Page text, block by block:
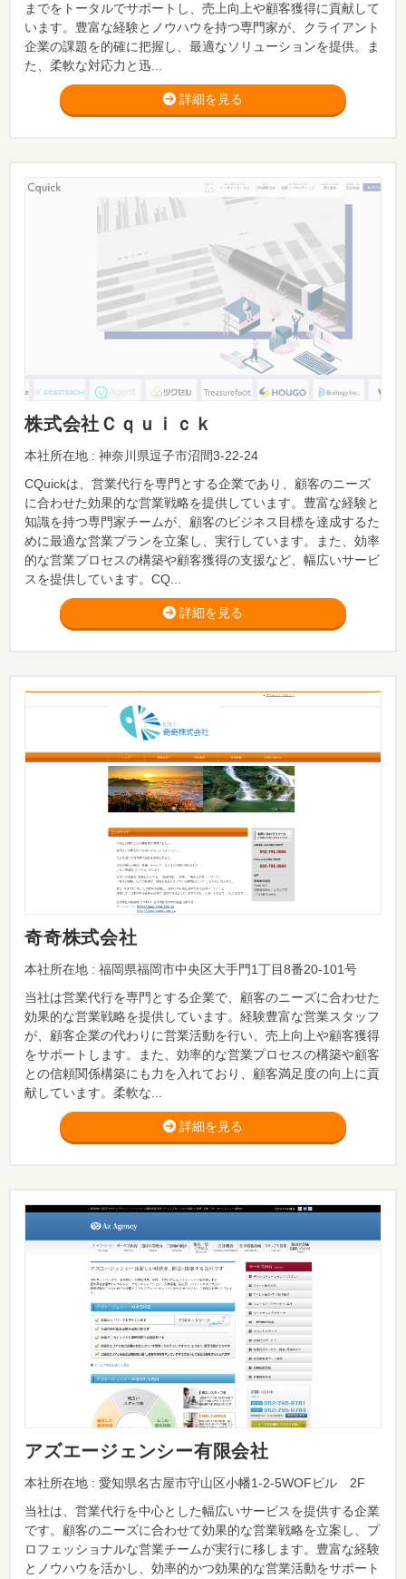
までをトータルでサポートし、売上向上や顧客獲得に貢献して
います。豊富な経験とノウハウを持つ専門家が、クライアント
企業の課題を的確に把握し、最適なソリューションを提供。ま
た、柔軟な対応力と迅...
詳細を見る
株式会社Ｃｑｕｉｃｋ
本社所在地 : 神奈川県逗子市沼間3-22-24
CQuickは、営業代行を専門とする企業であり、顧客のニーズ
に合わせた効果的な営業戦略を提供しています。豊富な経験と
知識を持つ専門家チームが、顧客のビジネス目標を達成するた
めに最適な営業プランを立案し、実行しています。また、効率
的な営業プロセスの構築や顧客獲得の支援など、幅広いサービ
スを提供しています。CQ...
詳細を見る
奇奇株式会社
本社所在地 : 福岡県福岡市中央区大手門1丁目8番20-101号
当社は営業代行を専門とする企業で、顧客のニーズに合わせた
効果的な営業戦略を提供しています。経験豊富な営業スタッフ
が、顧客企業の代わりに営業活動を行い、売上向上や顧客獲得
をサポートします。また、効率的な営業プロセスの構築や顧客
との信頼関係構築にも力を入れており、顧客満足度の向上に貢
献しています。柔軟な...
詳細を見る
アズエージェンシー有限会社
本社所在地 : 愛知県名古屋市守山区小幡1-2-5WOFビル 2F
当社は、営業代行を中心とした幅広いサービスを提供する企業
です。顧客のニーズに合わせて効果的な営業戦略を立案し、プ
ロフェッショナルな営業チームが実行に移します。豊富な経験
とノウハウを活かし、効率的かつ効果的な営業活動をサポート